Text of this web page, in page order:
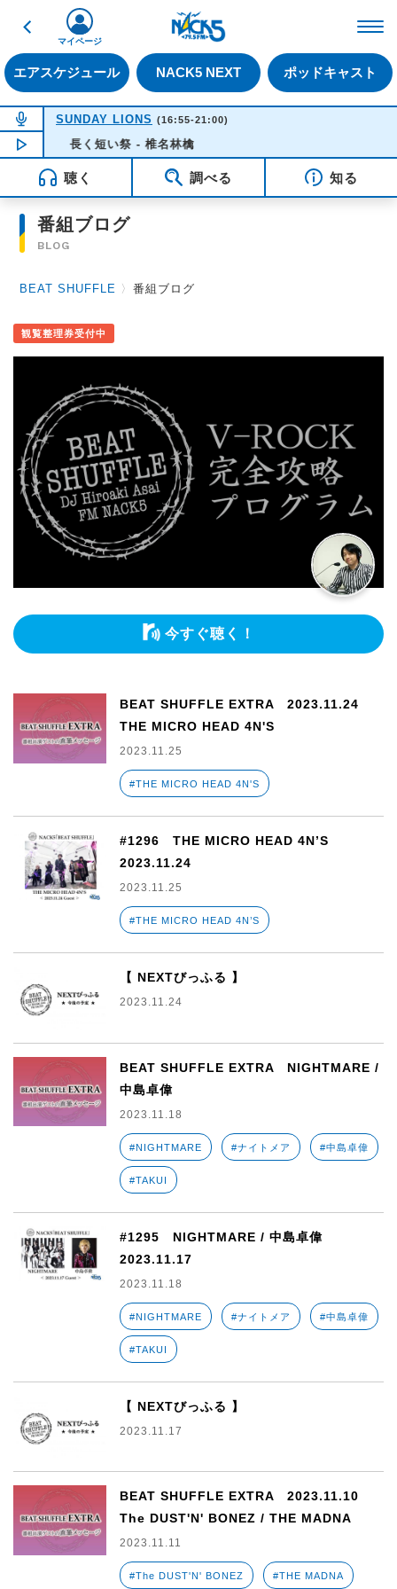
戻る
エアスケジュール NACK5 NEXT ポッドキャスト
マイページ
NOW ON AIR
SUNDAY LIONS (16:55-21:00)
NOW PLAYING 16:35
長く短い祭 - 椎名林檎
聴く 調べる 知る
番組ブログ
BLOG
BEAT SHUFFLE 〉番組ブログ
観覧整理券受付中
今すぐ聴く！
BEAT SHUFFLE EXTRA 2023.11.24
THE MICRO HEAD 4N'S
2023.11.25
#THE MICRO HEAD 4N'S
#1296 THE MICRO HEAD 4N’S
2023.11.24
2023.11.25
#THE MICRO HEAD 4N’S
【 NEXTびっふる 】
2023.11.24
BEAT SHUFFLE EXTRA NIGHTMARE /
中島卓偉
2023.11.18
#NIGHTMARE #ナイトメア #中島卓偉
#TAKUI
#1295 NIGHTMARE / 中島卓偉
2023.11.17
2023.11.18
#NIGHTMARE #ナイトメア #中島卓偉
#TAKUI
【 NEXTびっふる 】
2023.11.17
BEAT SHUFFLE EXTRA 2023.11.10
The DUST'N' BONEZ / THE MADNA
2023.11.11
#The DUST'N' BONEZ #THE MADNA